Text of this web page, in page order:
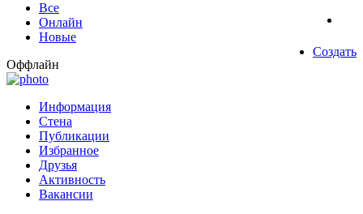
Все
Онлайн
Новые
Создать
Оффлайн
Информация
Стена
Публикации
Избранное
Друзья
Активность
Вакансии